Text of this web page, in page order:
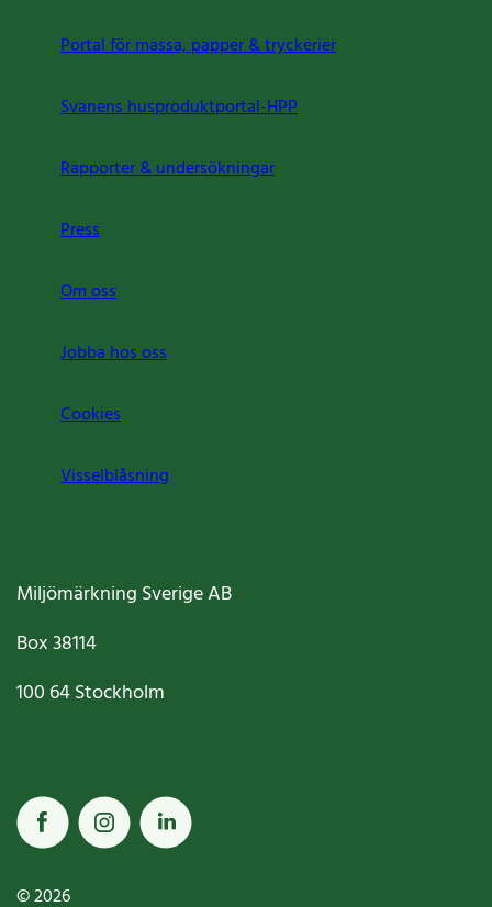
Portal för massa, papper & tryckerier
Svanens husproduktportal-HPP
Rapporter & undersökningar
Press
Om oss
Jobba hos oss
Cookies
Visselblåsning
Miljömärkning Sverige AB
Box38114
100 64Stockholm
© 2026